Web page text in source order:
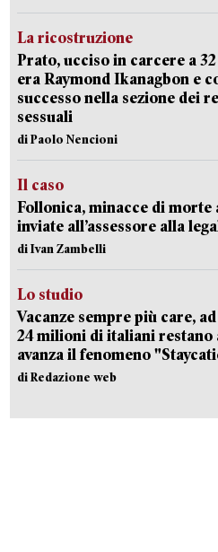
La ricostruzione
Prato, ucciso in carcere a
era Raymond Ikanagbon e
successo nella sezione dei
sessuali
di Paolo Nencioni
Il caso
Follonica, minacce di morte
inviate all’assessore alla
di Ivan Zambelli
Lo studio
Vacanze sempre più care,
24 milioni di italiani restano
avanza il fenomeno
di Redazione web